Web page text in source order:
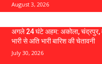
August 3, 2026
अगले 24 घंटे अहम: अकोला, चंद्रपुर,
भारी से अति भारी बारिश की चेतावनी
July 30, 2026